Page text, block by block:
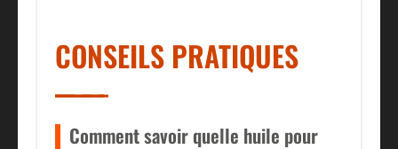
CONSEILS PRATIQUES
Comment savoir quelle huile pour